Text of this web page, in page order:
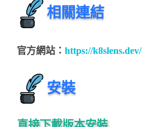
相關連結
官方網站： https://k8slens.dev/
安裝